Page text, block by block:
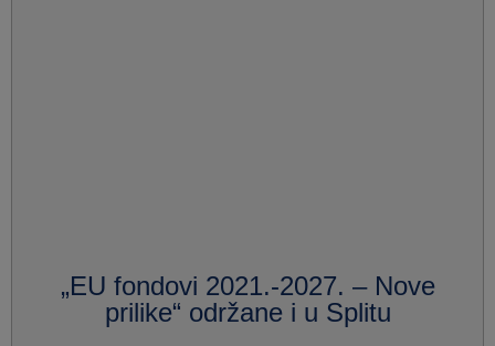
„EU fondovi 2021.-2027. – Nove
prilike“ održane i u Splitu